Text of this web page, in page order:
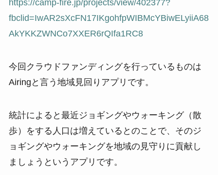
https://camp-fire.jp/projects/view/402377?
fbclid=IwAR2sXcFN17IKgohfpWIBMcYBiwELyiiA68
AkYKKZWNCo7XXER6rQIfa1RC8
今回クラウドファンディングを行っているものは
Airingと言う地域見回りアプリです。
統計によると最近ジョギングやウォーキング（散
歩）をする人口は増えているとのことで、そのジ
ョギングやウォーキングを地域の見守りに貢献し
ましょうというアプリです。